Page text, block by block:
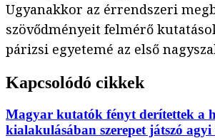
Ugyanakkor az érrendszeri
szövődményeit felmérő
párizsi egyetemé az első
Kapcsolódó cikkek
Magyar kutatók fényt derítettek a
kialakulásában szerepet játszó